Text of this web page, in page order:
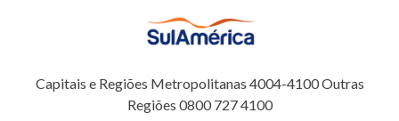
Capitais e Regiões Metropolitanas 4004-4100 Outras
Regiões 0800 727 4100